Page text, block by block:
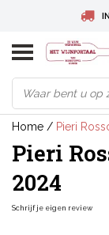
Home / Pieri
Pieri
2024
Schrijf je eigen review